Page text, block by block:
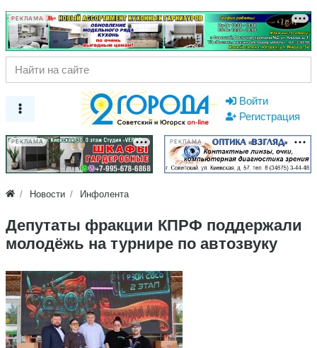
РЕКЛАМА
Войти
Регистрация
РЕКЛАМА РЕКЛАМА
Новости Инфолента
Депутаты фракции КПРФ поддержали
молодёжь на турнире по автозвуку